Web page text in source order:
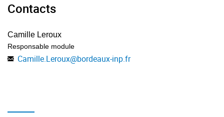
Contacts
Camille Leroux
Responsable module
Camille.Leroux@bordeaux-inp.fr